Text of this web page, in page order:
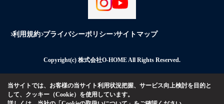
利用規約 プライバシーポリシー サイトマップ
Copyright(c) 株式会社O-HOME All Rights Reserved.
当サイトでは、お客様の当サイト利用状況把握、サービス向上検討を目的と
して、クッキー（Cookie）を使用しています。